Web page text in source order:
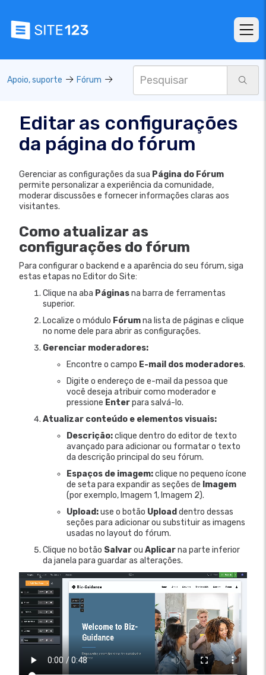
Apoio, suporte Fórum
Editar as configurações
da página do fórum
Gerenciar as configurações da sua Página do Fórum
permite personalizar a experiência da comunidade,
moderar discussões e fornecer informações claras aos
visitantes.
Como atualizar as
configurações do fórum
Para configurar o backend e a aparência do seu fórum, siga
estas etapas no Editor do Site:
Clique na aba Páginasna barra de ferramentas
superior.
Localize o módulo Fórumna lista de páginas e clique
no nome dele para abrir as configurações.
Gerenciar moderadores:
Encontre o campo E-mail dos moderadores.
Digite o endereço de e-mail da pessoa que
você deseja atribuir como moderador e
pressione Enterpara salvá-lo.
Atualizar conteúdo e elementos visuais:
Descrição:clique dentro do editor de texto
avançado para adicionar ou formatar o texto
da descrição principal do seu fórum.
Espaços de imagem:clique no pequeno ícone
de seta para expandir as seções de Imagem
(por exemplo, Imagem 1, Imagem 2).
Upload:use o botão Upload dentro dessas
seções para adicionar ou substituir as imagens
usadas no layout do fórum.
Clique no botão Salvarou Aplicarna parte inferior
da janela para guardar as alterações.